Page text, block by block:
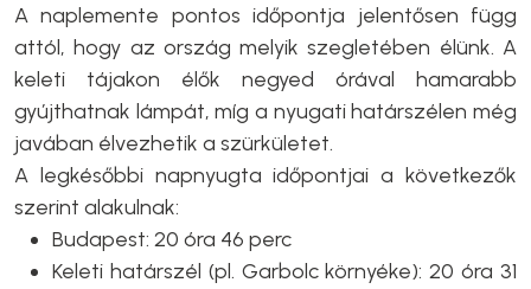
A naplemente pontos időpontja jelentősen függ
attól, hogy az ország melyik szegletében élünk. A
keleti tájakon élők negyed órával hamarabb
gyújthatnak lámpát, míg a nyugati határszélen még
javában élvezhetik a szürkületet.
A legkésőbbi napnyugta időpontjai a következők
szerint alakulnak:
Budapest: 20 óra 46 perc
Keleti határszél (pl. Garbolc környéke): 20 óra 31